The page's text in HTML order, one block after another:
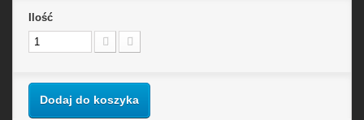
Ilość
Dodaj do koszyka